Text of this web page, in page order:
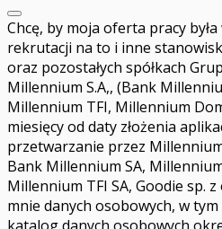
Chcę, by moja oferta pracy
rekrutacji na to i inne
oraz pozostałych spółkach
Millennium S.A,, (Bank
Millennium TFI, Millennium
miesięcy od daty złożenia
przetwarzanie przez
Bank Millennium SA,
Millennium TFI SA, Goodie sp.
mnie danych osobowych, w